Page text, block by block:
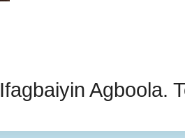
Ifagbaiyin Agboola.